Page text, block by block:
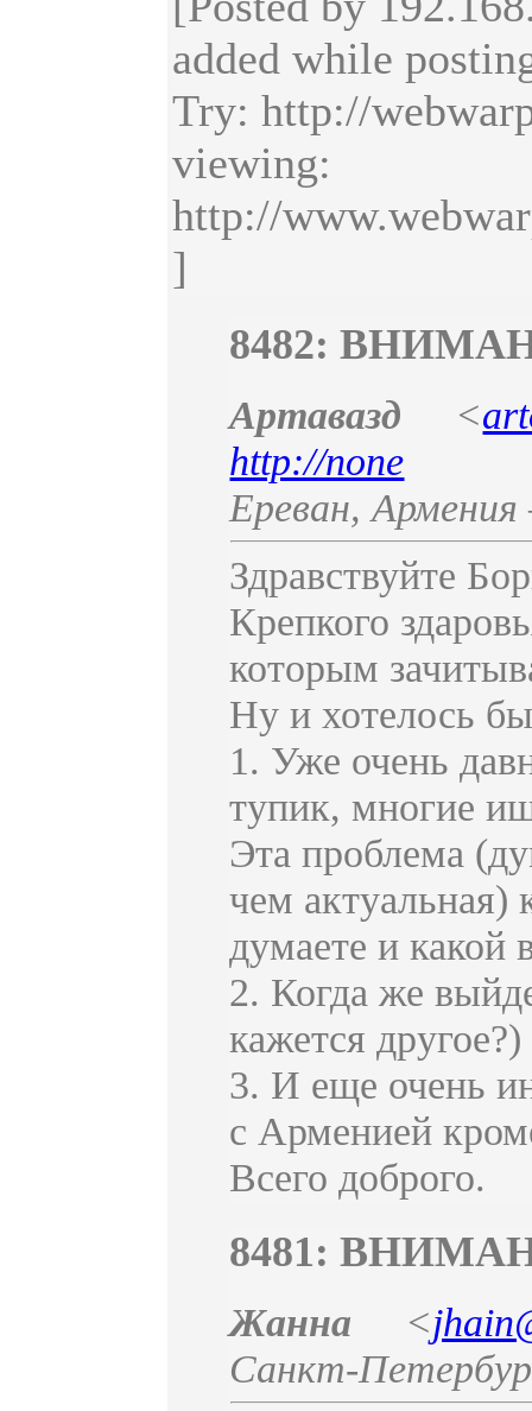
added while
Try: http://
viewing:
http://
]
8482:
Артавазд <
http://none
Ереван,Армения
Здравствуйте
Крепкого
которым
Ну и хотелось
1. Уже очень
тупик, многие
Эта проблема
чем
думаете и какой
2. Когда же
кажется
3. И еще очень
с Арменией
Всего доброго.
8481:
Жанна <
Санкт-